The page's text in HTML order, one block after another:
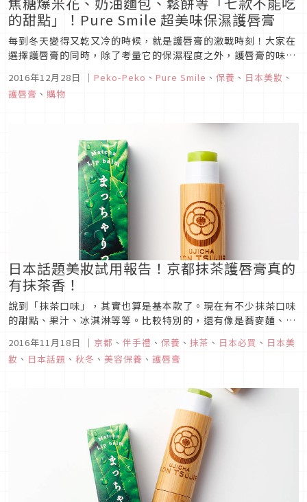
的甜點」！Pure Smile 超美味保濕護唇膏
每到冬天變得又乾又冷的時候，就是護唇膏的激戰時刻！大家在
選擇護唇膏的同時，除了考量它的保濕程度之外，護唇膏的味道
薄荷等口味的無聊迷思，Pure Smile將護唇膏與女孩們最喜歡
的甜蜜滋味相互結合，於是「甜點護唇膏」就這樣上市囉！想必
2016年12月28日 ｜ Peko-Peko 、 Pure Smile 、 保養 、 日本美妝 、
護唇膏 、 購物
日本話題美妝試用報告！京都抹茶護唇膏真的
有抹茶香！
說到「抹茶口味」，其實也算是基本款了。現在有不少抹茶口味
的甜點、果汁、冰淇淋等等。比較特別的，還有像是蕎麥麵、雞
2016年11月18日 ｜ 京都 、 伴手禮 、 保養 、 抹茶 、 日本必買 、 日本美
妝 、 日本話題 、 秋冬 、 美容保養 、 護唇膏